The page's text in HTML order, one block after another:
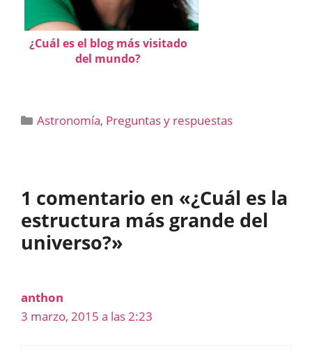
¿Cuál es el blog más visitado
del mundo?
Categorías
Astronomía, Preguntas y respuestas
1 comentario en «¿Cuál es la
estructura más grande del
universo?»
anthon
3 marzo, 2015 a las 2:23